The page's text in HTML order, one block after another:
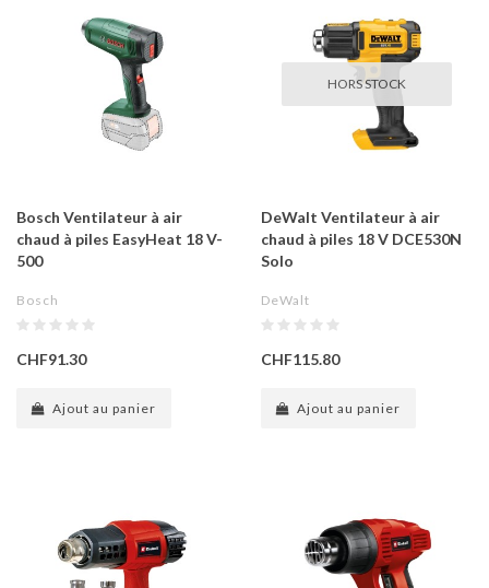
Bosch Ventilateur à air
chaud à piles EasyHeat 18 V-
500
Bosch
CHF91.30
Ajout au panier
HORS STOCK
DeWalt Ventilateur à air
chaud à piles 18 V DCE530N
Solo
DeWalt
CHF115.80
Ajout au panier